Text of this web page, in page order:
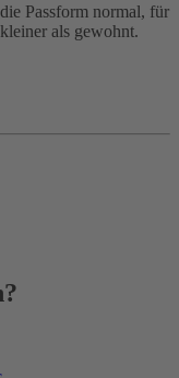
Passform normal, für
als gewohnt.